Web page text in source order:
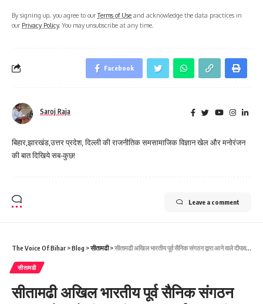
By signing up, you agree to ourTerms of Use and acknowledge the data practices in
our Privacy Policy. You may unsubscribe at any time.
Facebook
Saroj Raja
बिहार,झारखंड,उत्तर प्रदेश, दिल्ली की राजनीतिक समसामाजिक विज्ञान खेल और मनोरंजन
की बात दिखिये सब-कुछ!
Leave a comment
The Voice Of Bihar >Blog >सीतामढी>सीतामढी अखिल भारतीय पूर्व सैनिक संगठन द्वारा आने वाले दीपावली एवं छठ पर्व सामग्री का किया गया वितरण
सीतामढी
सीतामढी अखिल भारतीय पूर्व सैनिक संगठन